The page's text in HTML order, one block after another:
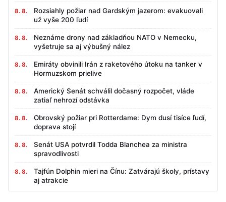
8. 8.
Rozsiahly požiar nad Gardským jazerom: evakuovali
už vyše 200 ľudí
8. 8.
Neznáme drony nad základňou NATO v Nemecku,
vyšetruje sa aj výbušný nález
8. 8.
Emiráty obvinili Irán z raketového útoku na tanker v
Hormuzskom prielive
8. 8.
Americký Senát schválil dočasný rozpočet, vláde
zatiaľ nehrozí odstávka
8. 8.
Obrovský požiar pri Rotterdame: Dym dusí tisíce ľudí,
doprava stojí
8. 8.
Senát USA potvrdil Todda Blanchea za ministra
spravodlivosti
8. 8.
Tajfún Dolphin mieri na Čínu: Zatvárajú školy, prístavy
aj atrakcie